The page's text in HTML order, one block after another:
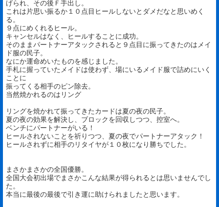
げられ、その後Ｆ手出し。
これは片思い振るか１０点目ヒールしないとダメだなと思いめく
る。
９点にめくれるヒール。
キャンセルはなく、ヒールすることに成功。
そのままパートナーアタックされると９点目に振ってきたのはメイ
ド服の民子。
なにか運命めいたものを感じました。
手札に握っていたメイドは使わず、場にいるメイド服で詰めにいく
ことに
振ってくる相手のピン除去。
当然焼かれるのはリング
リングを焼かれて振ってきたカードは夏の夜の民子。
夏の夜の効果を解決し、ブロックを回収しつつ、控室へ。
ベンチにパートナーがいる！
ヒールされないことを祈りつつ、夏の夜でパートナーアタック！
ヒールされずに相手のリタイヤが１０枚になり勝ちでした。
まさかまさかの全国優勝。
全国大会初出場でまさかこんな結果が得られるとは思いませんでし
た。
本当に最後の最後で引き運に助けられましたと思います。